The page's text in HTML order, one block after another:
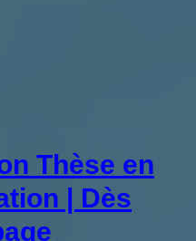
Thèse en
| Dès